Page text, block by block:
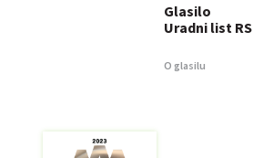
Glasilo
Uradni list RS
O glasilu